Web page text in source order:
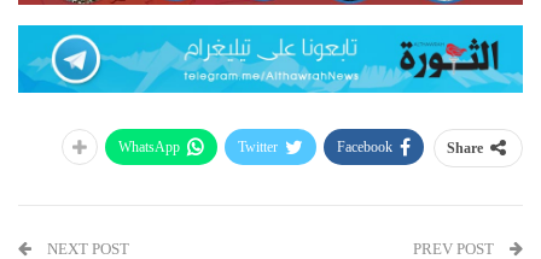
Share
Facebook
Twitter
WhatsApp
NEXT POST